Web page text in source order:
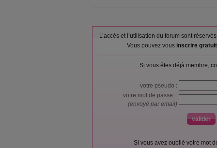
L’accès et l’utilisation du forum sont
Vous pouvez vous inscrire
Si vous êtes déjà membre,
votre pseudo :
votre mot de passe :
(envoyé par email)
Si vous avez oublié votre mot